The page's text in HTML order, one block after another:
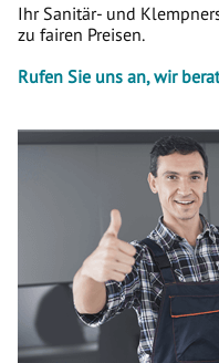
Ihr Sanitär- und
zu fairen Preisen.
Rufen Sie uns an, wir